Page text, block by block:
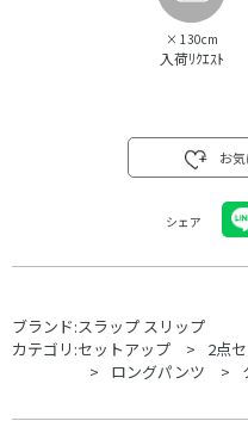
× 130cm
入荷ﾘｸｴｽﾄ
お
シェア
ブランド:スラップ スリップ
カテゴリ:セットアップ 2点
ロングパンツ